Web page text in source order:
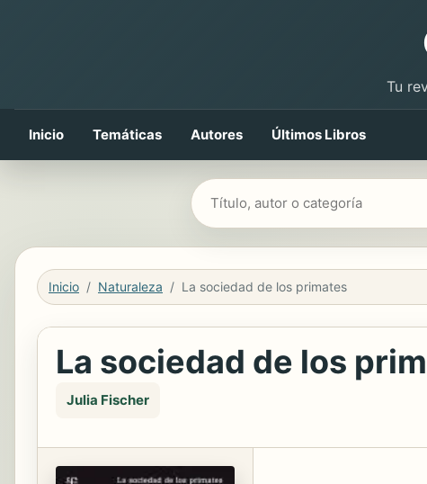
Tu
Inicio Temáticas Autores Últimos Libros
Buscar libros
Inicio Naturaleza La sociedad de los primates
La sociedad de los
Julia Fischer